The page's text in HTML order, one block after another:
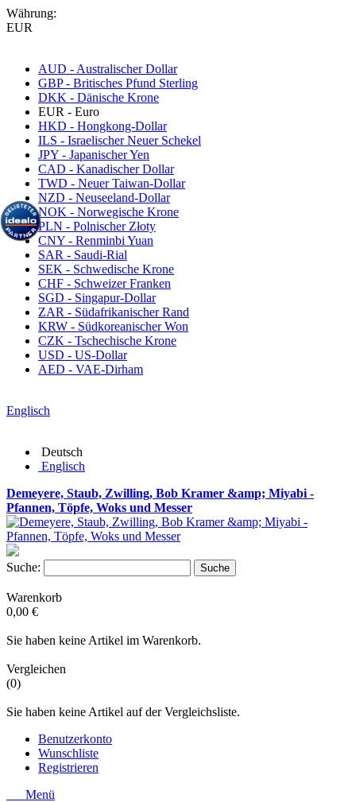
Währung:
EUR
AUD - Australischer Dollar
GBP - Britisches Pfund Sterling
DKK - Dänische Krone
EUR - Euro
HKD - Hongkong-Dollar
ILS - Israelischer Neuer Schekel
JPY - Japanischer Yen
CAD - Kanadischer Dollar
TWD - Neuer Taiwan-Dollar
NZD - Neuseeland-Dollar
NOK - Norwegische Krone
PLN - Polnischer Złoty
CNY - Renminbi Yuan
SAR - Saudi-Rial
SEK - Schwedische Krone
CHF - Schweizer Franken
SGD - Singapur-Dollar
ZAR - Südafrikanischer Rand
KRW - Südkoreanischer Won
CZK - Tschechische Krone
USD - US-Dollar
AED - VAE-Dirham
Englisch
Deutsch
Englisch
Demeyere, Staub, Zwilling, Bob Kramer &amp; Miyabi -
Pfannen, Töpfe, Woks und Messer
Suche: Suche
Warenkorb
0,00 €
Sie haben keine Artikel im Warenkorb.
Vergleichen
(0)
Sie haben keine Artikel auf der Vergleichsliste.
Benutzerkonto
Wunschliste
Registrieren
Menü